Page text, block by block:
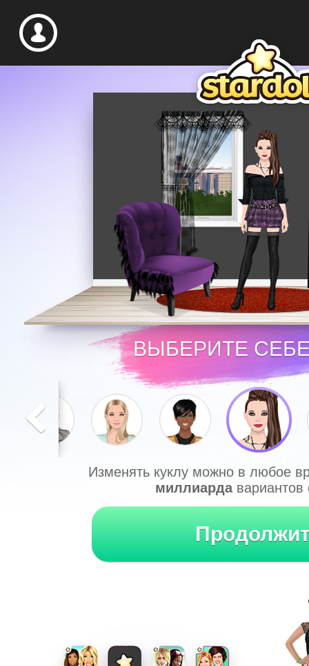
ВЫБЕРИТЕ СЕБЕ
Изменять куклу можно в любое
миллиарда